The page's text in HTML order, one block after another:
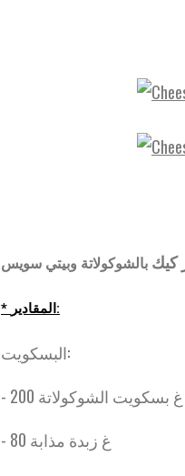
كيك بالشوكولاتة وبيتي سويس
* المقادير:
البسكويت:
- 80 غ زبدة مذابة